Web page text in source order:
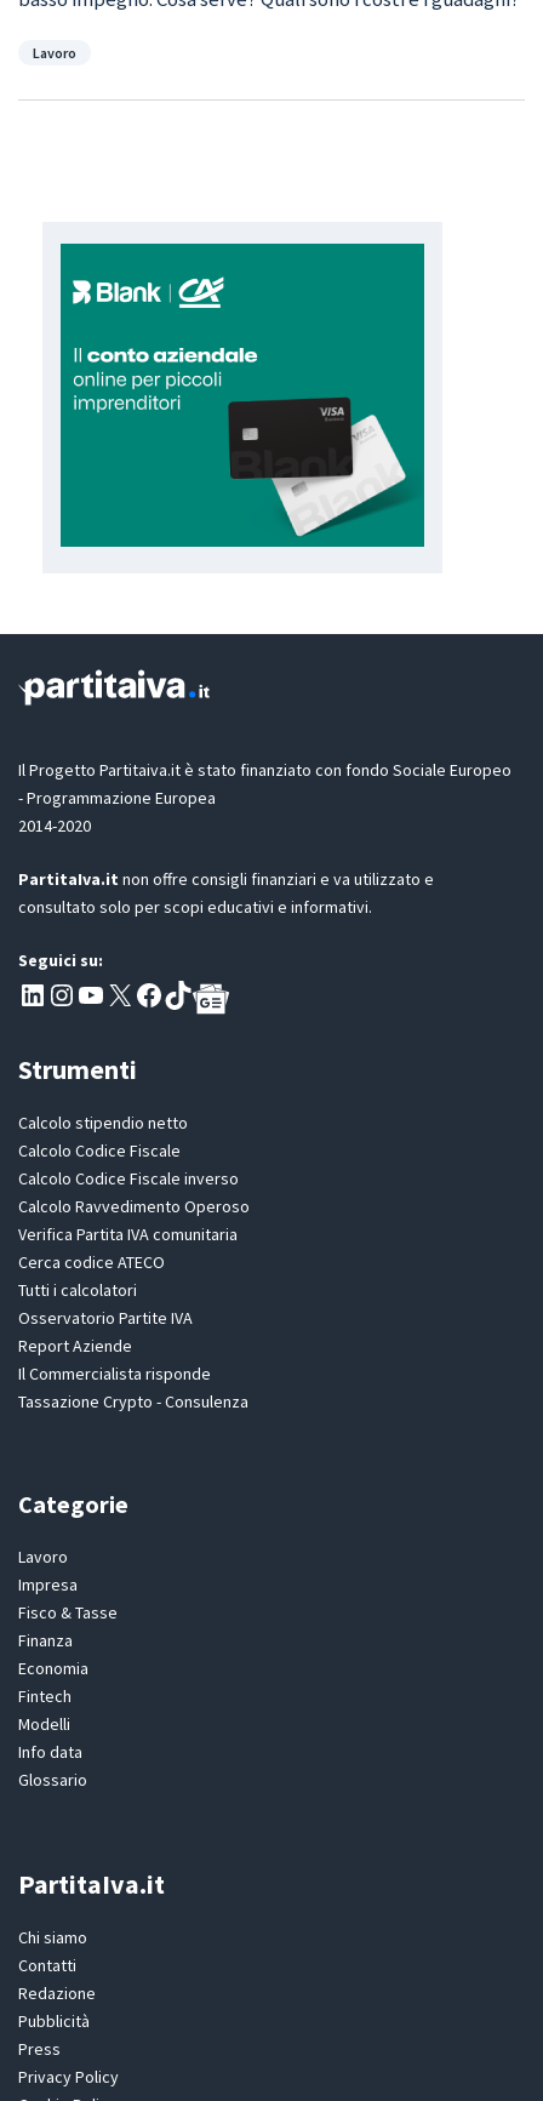
Categorie
Lavoro
Il Progetto Partitaiva.it è stato finanziato con fondo Sociale Europeo
- Programmazione Europea
2014-2020
PartitaIva.it non offre consigli finanziari e va utilizzato e
consultato solo per scopi educativi e informativi.
Seguici su:
Pagina LinkedIn PartitaIva
Instagram
Canale YouTube Evoluzione - Partitaiva.it
X Segui PartitaIva su Facebook
TikTok
Strumenti
Calcolo stipendio netto
Calcolo Codice Fiscale
Calcolo Codice Fiscale inverso
Calcolo Ravvedimento Operoso
Verifica Partita IVA comunitaria
Cerca codice ATECO
Tutti i calcolatori
Osservatorio Partite IVA
Report Aziende
Il Commercialista risponde
Tassazione Crypto - Consulenza
Categorie
Lavoro
Impresa
Fisco & Tasse
Finanza
Economia
Fintech
Modelli
Info data
Glossario
PartitaIva.it
Chi siamo
Contatti
Redazione
Pubblicità
Press
Privacy Policy